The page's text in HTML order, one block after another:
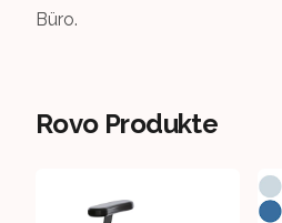
Büro.
Rovo Produkte